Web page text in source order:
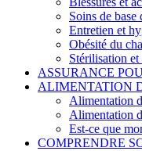
Soins de base
Entretien et
Obésité du
Stérilisation
ASSURANCE
ALIMENTATION
Alimentation
Alimentation
Est-ce que
COMPRENDRE